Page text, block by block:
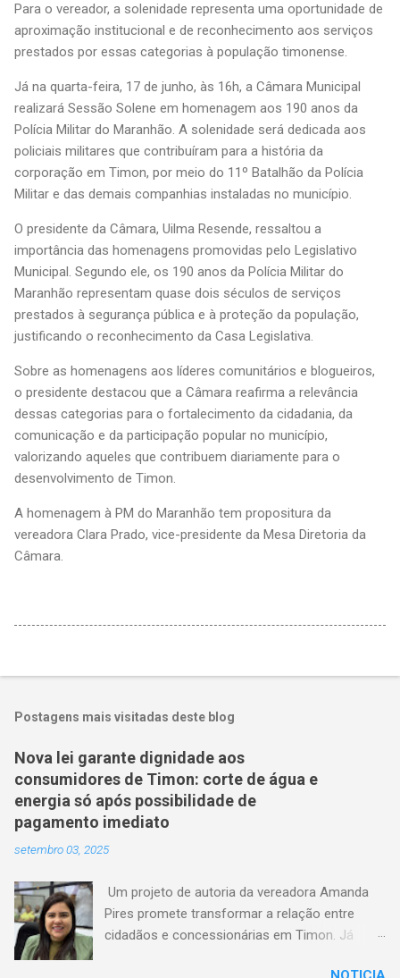
Para o vereador, a solenidade representa uma oportunidade de
aproximação institucional e de reconhecimento aos serviços
prestados por essas categorias à população timonense.
Já na quarta-feira, 17 de junho, às 16h, a Câmara Municipal
realizará Sessão Solene em homenagem aos 190 anos da
Polícia Militar do Maranhão. A solenidade será dedicada aos
policiais militares que contribuíram para a história da
corporação em Timon, por meio do 11º Batalhão da Polícia
Militar e das demais companhias instaladas no município.
O presidente da Câmara, Uilma Resende, ressaltou a
importância das homenagens promovidas pelo Legislativo
Municipal. Segundo ele, os 190 anos da Polícia Militar do
Maranhão representam quase dois séculos de serviços
prestados à segurança pública e à proteção da população,
justificando o reconhecimento da Casa Legislativa.
Sobre as homenagens aos líderes comunitários e blogueiros,
o presidente destacou que a Câmara reafirma a relevância
dessas categorias para o fortalecimento da cidadania, da
comunicação e da participação popular no município,
valorizando aqueles que contribuem diariamente para o
desenvolvimento de Timon.
A homenagem à PM do Maranhão tem propositura da
vereadora Clara Prado, vice-presidente da Mesa Diretoria da
Câmara.
Postagens mais visitadas deste blog
Nova lei garante dignidade aos
consumidores de Timon: corte de água e
energia só após possibilidade de
pagamento imediato
setembro 03, 2025
Um projeto de autoria da vereadora Amanda
Pires promete transformar a relação entre
cidadãos e concessionárias em Timon. Já